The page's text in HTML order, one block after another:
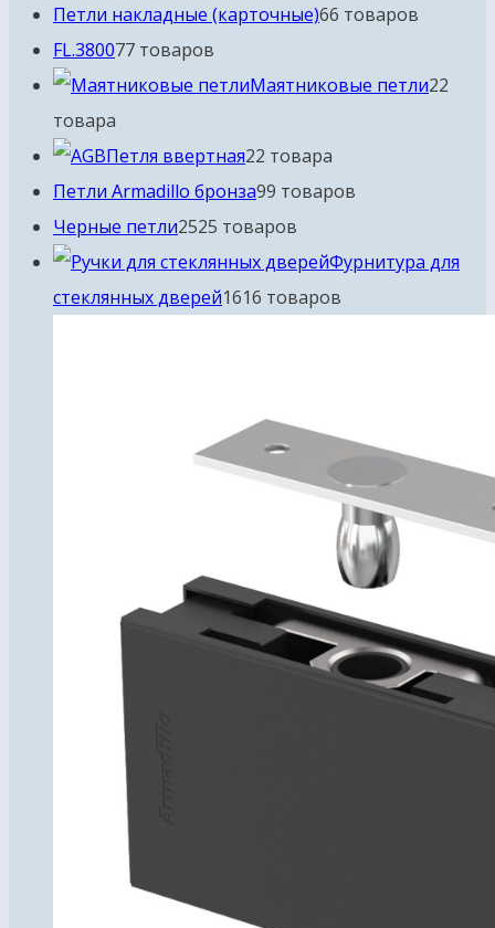
Петли накладные (карточные)66 товаров
FL.380077 товаров
Маятниковые петли22
товара
Петля ввертная22 товара
Петли Armadillo бронза99 товаров
Черные петли2525 товаров
Фурнитура для
стеклянных дверей1616 товаров